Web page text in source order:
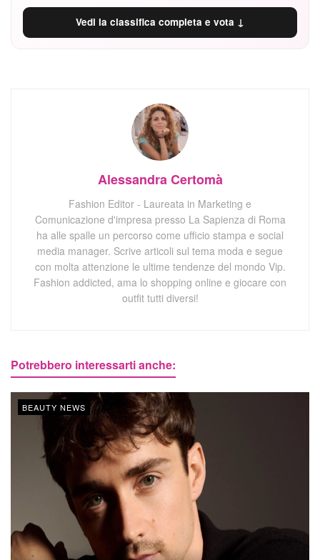
Vedi la classifica completa e vota ↓
Alessandra Certomà
Fashion Editor - Laureata in Marketing e
Comunicazione d'impresa presso La Sapienza di Roma
ha alle spalle un percorso come ufficio stampa e social
media manager. Scrive articoli sul tema moda e segue
con molta attenzione le ultime tendenze del mondo Vip.
Fashion addicted, ama lo shopping online e giocare con
outfit tutti diversi!
Potrebbero interessarti anche:
BEAUTY NEWS